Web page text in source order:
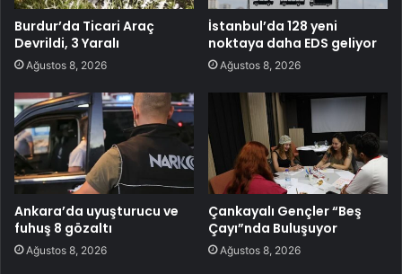
Burdur’da Ticari Araç
Devrildi, 3 Yaralı
Ağustos 8, 2026
İstanbul’da 128 yeni
noktaya daha EDS geliyor
Ağustos 8, 2026
Ankara’da uyuşturucu ve
fuhuş 8 gözaltı
Ağustos 8, 2026
Çankayalı Gençler “Beş
Çayı”nda Buluşuyor
Ağustos 8, 2026